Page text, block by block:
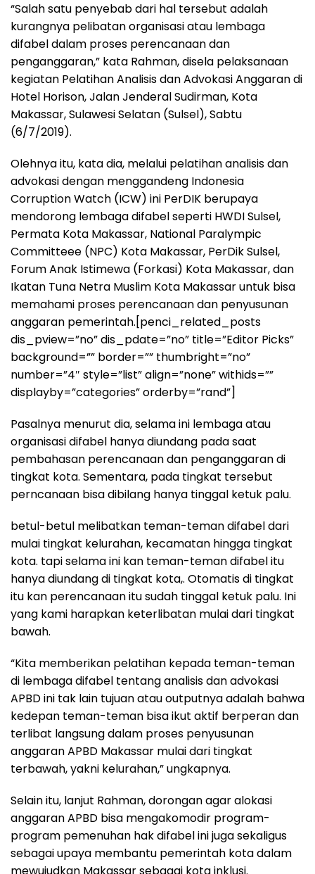
“Salah satu penyebab dari hal tersebut adalah
kurangnya pelibatan organisasi atau lembaga
difabel dalam proses perencanaan dan
penganggaran,” kata Rahman, disela pelaksanaan
kegiatan Pelatihan Analisis dan Advokasi Anggaran di
Hotel Horison, Jalan Jenderal Sudirman, Kota
Makassar, Sulawesi Selatan (Sulsel), Sabtu
(6/7/2019).
Olehnya itu, kata dia, melalui pelatihan analisis dan
advokasi dengan menggandeng Indonesia
Corruption Watch (ICW) ini PerDIK berupaya
mendorong lembaga difabel seperti HWDI Sulsel,
Permata Kota Makassar, National Paralympic
Committeee (NPC) Kota Makassar, PerDik Sulsel,
Forum Anak Istimewa (Forkasi) Kota Makassar, dan
Ikatan Tuna Netra Muslim Kota Makassar untuk bisa
memahami proses perencanaan dan penyusunan
anggaran pemerintah.[penci_related_posts
dis_pview=”no” dis_pdate=”no” title=”Editor Picks”
background=”” border=”” thumbright=”no”
number=”4″ style=”list” align=”none” withids=””
displayby=”categories” orderby=”rand”]
Pasalnya menurut dia, selama ini lembaga atau
organisasi difabel hanya diundang pada saat
pembahasan perencanaan dan penganggaran di
tingkat kota. Sementara, pada tingkat tersebut
perncanaan bisa dibilang hanya tinggal ketuk palu.
betul-betul melibatkan teman-teman difabel dari
mulai tingkat kelurahan, kecamatan hingga tingkat
kota. tapi selama ini kan teman-teman difabel itu
hanya diundang di tingkat kota,. Otomatis di tingkat
itu kan perencanaan itu sudah tinggal ketuk palu. Ini
yang kami harapkan keterlibatan mulai dari tingkat
bawah.
“Kita memberikan pelatihan kepada teman-teman
di lembaga difabel tentang analisis dan advokasi
APBD ini tak lain tujuan atau outputnya adalah bahwa
kedepan teman-teman bisa ikut aktif berperan dan
terlibat langsung dalam proses penyusunan
anggaran APBD Makassar mulai dari tingkat
terbawah, yakni kelurahan,” ungkapnya.
Selain itu, lanjut Rahman, dorongan agar alokasi
anggaran APBD bisa mengakomodir program-
program pemenuhan hak difabel ini juga sekaligus
sebagai upaya membantu pemerintah kota dalam